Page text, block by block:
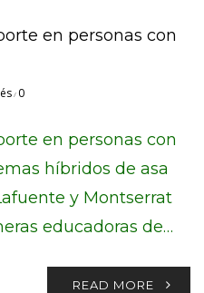
en personas con
/ 0
en personas con
híbridos de asa
y Montserrat
educadoras de…
READ MORE